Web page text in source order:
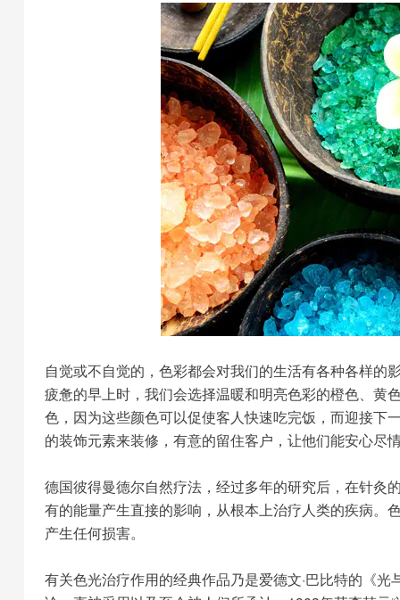
自觉或不自觉的，色彩都会对我们的生活有各种各样
疲惫的早上时，我们会选择温暖和明亮色彩的橙色、黄
色，因为这些颜色可以促使客人快速吃完饭，而迎接下
的装饰元素来装修，有意的留住客户，让他们能安心尽
德国彼得曼德尔自然疗法，经过多年的研究后，在针灸
有的能量产生直接的影响，从根本上治疗人类的疾病。
产生任何损害。
有关色光治疗作用的经典作品乃是爱德文·巴比特的《